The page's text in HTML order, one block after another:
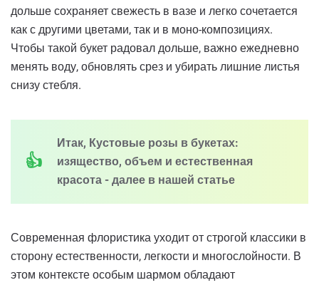
дольше сохраняет свежесть в вазе и легко сочетается
как с другими цветами, так и в моно-композициях.
Чтобы такой букет радовал дольше, важно ежедневно
менять воду, обновлять срез и убирать лишние листья
снизу стебля.
Итак, Кустовые розы в букетах:
изящество, объем и естественная
красота - далее в нашей статье
Современная флористика уходит от строгой классики в
сторону естественности, легкости и многослойности. В
этом контексте особым шармом обладают